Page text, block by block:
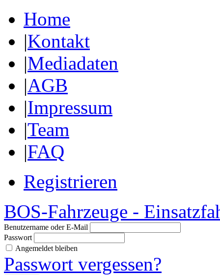
Home
|Kontakt
|Mediadaten
|AGB
|Impressum
|Team
|FAQ
Registrieren
BOS-Fahrzeuge -
Benutzername oder E-Mail
Passwort
Angemeldet bleiben
Passwort vergessen?